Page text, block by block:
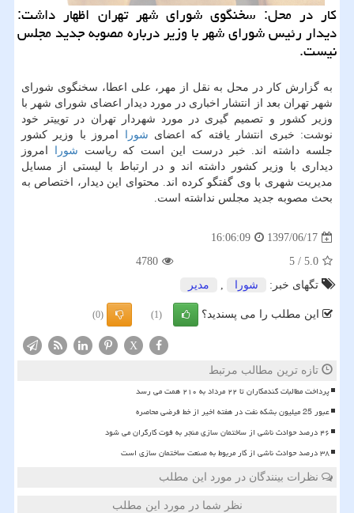
كار در محل: سخنگوی شورای شهر تهران اظهار داشت:
دیدار رئیس شورای شهر با وزیر درباره مصوبه جدید مجلس
نیست.
به گزارش كار در محل به نقل از مهر، علی اعطا، سخنگوی شورای
شهر تهران بعد از انتشار اخباری در مورد دیدار اعضای شورای شهر با
وزیر كشور و تصمیم گیری در مورد شهردار تهران در توییتر خود
نوشت: خبری انتشار یافته كه اعضای شورا امروز با وزیر كشور
جلسه داشته اند. خبر درست این است كه ریاست شورا امروز
دیداری با وزیر كشور داشته اند و در ارتباط با لیستی از مسایل
مدیریت شهری با وی گفتگو كرده اند. محتوای این دیدار، اختصاص به
بحث مصوبه جدید مجلس نداشته است.
1397/06/17
16:06:09
5.0
/
5
4780
تگهای خبر:
شورا , مدیر
این مطلب را می پسندید؟ (1)
(0)
X
تازه ترین مطالب مرتبط
پرداخت مطالبات گندمکاران تا ۲۲ مرداد به ۲۱۰ همت می رسد
عبور 25 میلیون بشکه نفت در هفته اخیر از خط فرضی محاصره
۴۶ درصد حوادث ناشی از ساختمان سازی منجر به فوت کارگران می شود
۳۸ درصد حوادث ناشی از کار مربوط به صنعت ساختمان سازی است
نظرات بینندگان در مورد این مطلب
نظر شما در مورد این مطلب